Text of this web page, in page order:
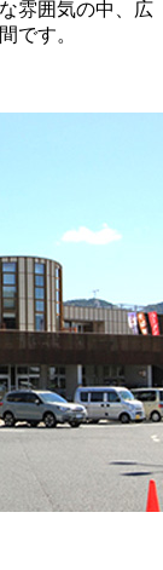
雰囲気の中、広
です。